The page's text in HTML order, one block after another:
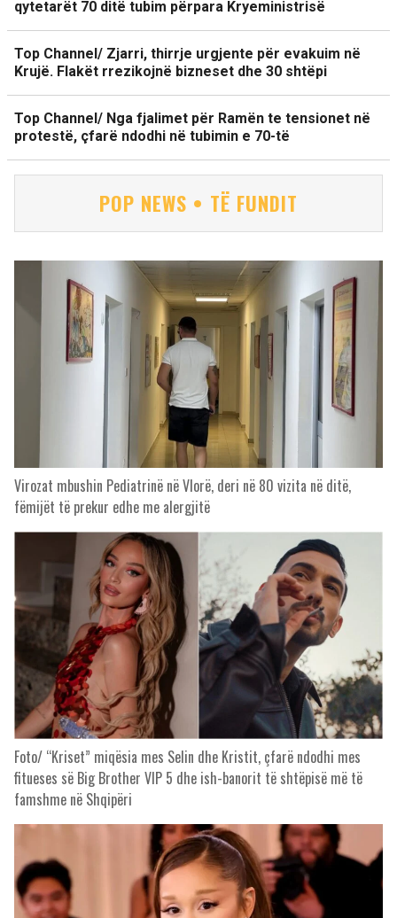
qytetarët 70 ditë tubim përpara Kryeministrisë
Top Channel/ Zjarri, thirrje urgjente për evakuim në
Krujë. Flakët rrezikojnë bizneset dhe 30 shtëpi
Top Channel/ Nga fjalimet për Ramën te tensionet në
protestë, çfarë ndodhi në tubimin e 70-të
POP NEWS • TË FUNDIT
Virozat mbushin Pediatrinë në Vlorë, deri në 80 vizita në ditë,
fëmijët të prekur edhe me alergjitë
Foto/ “Kriset” miqësia mes Selin dhe Kristit, çfarë ndodhi mes
fitueses së Big Brother VIP 5 dhe ish-banorit të shtëpisë më të
famshme në Shqipëri